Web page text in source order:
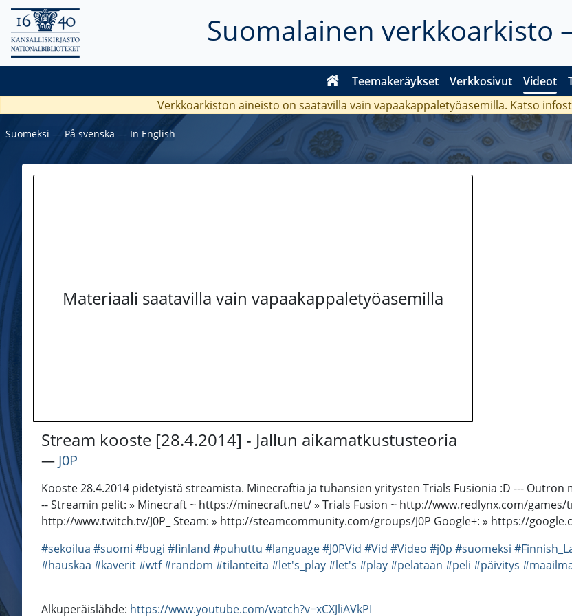
Suomalainen verkkoarkisto
Teemakeräykset Verkkosivut Videot
Verkkoarkiston aineisto on saatavilla vain vapaakappaletyöasemilla. Katso
Suomeksi ― På svenska ― In English
Materiaali saatavilla vain vapaakappaletyöasemilla
Stream kooste [28.4.2014] - Jallun aikamatkustusteoria
― J0P
Kooste 28.4.2014 pidetyistä streamista. Minecraftia ja tuhansien yritysten Trials Fusionia :D ---
-- Streamin pelit: » Minecraft ~ https://minecraft.net/ » Trials Fusion ~ http://www.redlynx.com/
http://www.twitch.tv/J0P_ Steam: » http://steamcommunity.com/groups/J0P Google+: » https://
#sekoilua #suomi #bugi #finland #puhuttu #language#J0PVid #Vid #Video #j0p #suomeksi
#hauskaa #kaverit#wtf#random #tilanteita #let's_play#let's #play#pelataan #peli #päivitys
Alkuperäislähde: https://www.youtube.com/watch?v=xCXJliAVkPI